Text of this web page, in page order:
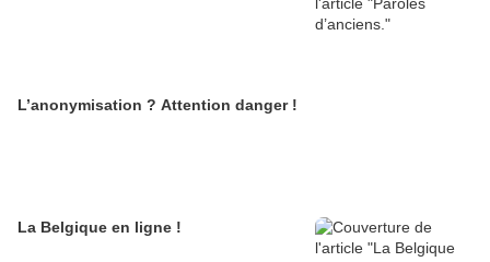
L’anonymisation ? Attention danger !
La Belgique en ligne !